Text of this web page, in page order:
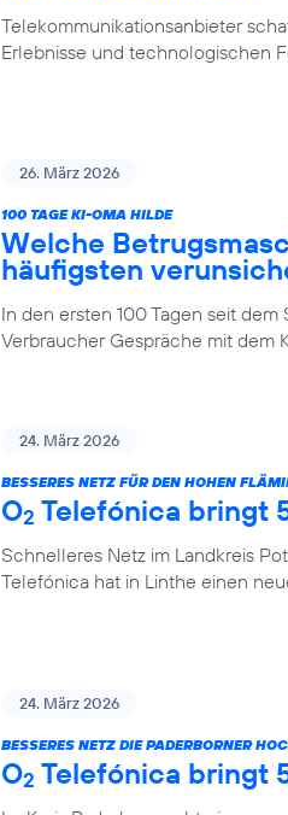
Telekommunikationsanbieter
Erlebnisse und technologischen
26. März 2026
100 TAGE KI-OMA HILDE
Welche
häufigsten
In den ersten 100 Tagen seit
Verbraucher Gespräche mit dem
24. März 2026
BESSERES NETZ FÜR DEN HOHEN
O2 Telefónica bringt
Schnelleres Netz im Landkreis
Telefónica hat in Linthe einen
24. März 2026
BESSERES NETZ DIE PADERBORNER
O2 Telefónica bringt